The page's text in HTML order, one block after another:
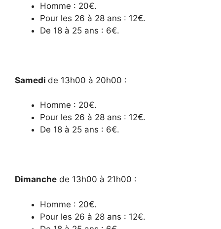
Homme : 20€.
Pour les 26 à 28 ans : 12€.
De 18 à 25 ans : 6€.
Samedi de 13h00 à 20h00 :
Homme : 20€.
Pour les 26 à 28 ans : 12€.
De 18 à 25 ans : 6€.
Dimanche de 13h00 à 21h00 :
Homme : 20€.
Pour les 26 à 28 ans : 12€.